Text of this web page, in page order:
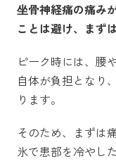
坐骨神経痛の痛み
ことは避け、まず
ピーク時には、腰
自体が負担となり
ります。
そのため、まずは
氷で患部を冷やし